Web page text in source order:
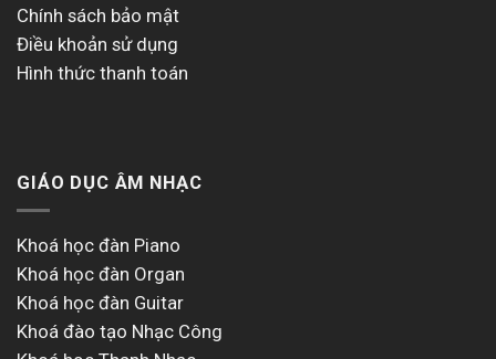
Chính sách bảo mật
Điều khoản sử dụng
Hình thức thanh toán
GIÁO DỤC ÂM NHẠC
Khoá học đàn Piano
Khoá học đàn Organ
Khoá học đàn Guitar
Khoá đào tạo Nhạc Công